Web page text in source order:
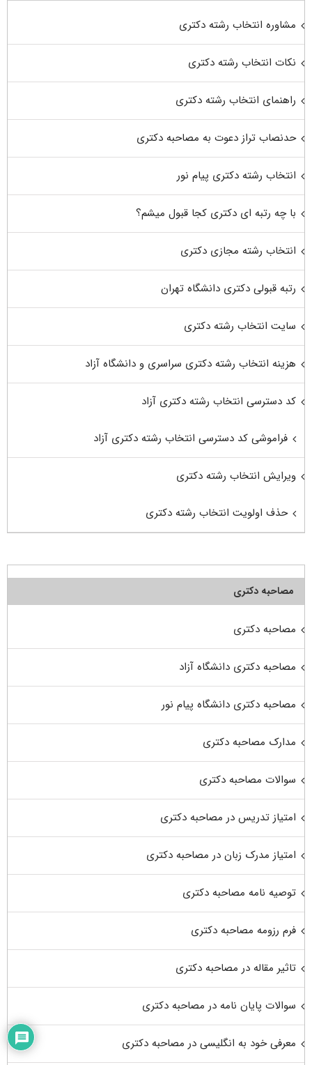
مشاوره انتخاب رشته دکتری
نکات انتخاب رشته دکتری
راهنمای انتخاب رشته دکتری
حدنصاب تراز دعوت به مصاحبه دکتری
انتخاب رشته دکتری پیام نور
با چه رتبه ای دکتری کجا قبول میشم؟
انتخاب رشته مجازی دکتری
رتبه قبولی دکتری دانشگاه تهران
سایت انتخاب رشته دکتری
هزینه انتخاب رشته دکتری سراسری و دانشگاه آزاد
کد دسترسی انتخاب رشته دکتری آزاد
فراموشی کد دسترسی انتخاب رشته دکتری آزاد
ویرایش انتخاب رشته دکتری
حذف اولویت انتخاب رشته دکتری
مصاحبه دکتری
مصاحبه دکتری
مصاحبه دکتری دانشگاه آزاد
مصاحبه دکتری دانشگاه پیام نور
مدارک مصاحبه دکتری
سوالات مصاحبه دکتری
امتیاز تدریس در مصاحبه دکتری
امتیاز مدرک زبان در مصاحبه دکتری
توصیه نامه مصاحبه دکتری
فرم رزومه مصاحبه دکتری
تاثیر مقاله در مصاحبه دکتری
سوالات پایان نامه در مصاحبه دکتری
معرفی خود به انگلیسی در مصاحبه دکتری